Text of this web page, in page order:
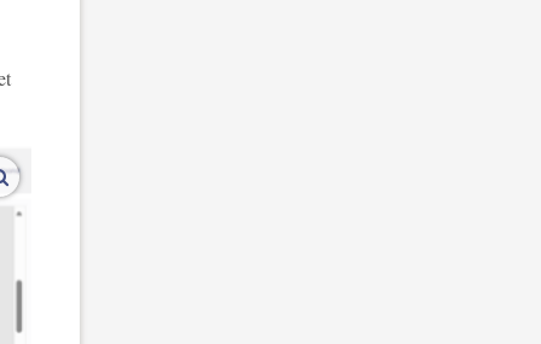
vergroot afbeeldingen